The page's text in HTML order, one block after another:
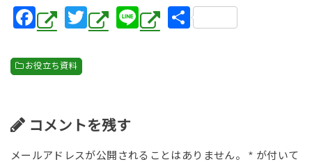
F
a
c
o
o
T
wi
Li
n
共
お役立ち資料
コメントを残す
メールアドレスが公開されることはありません。 * が付いて